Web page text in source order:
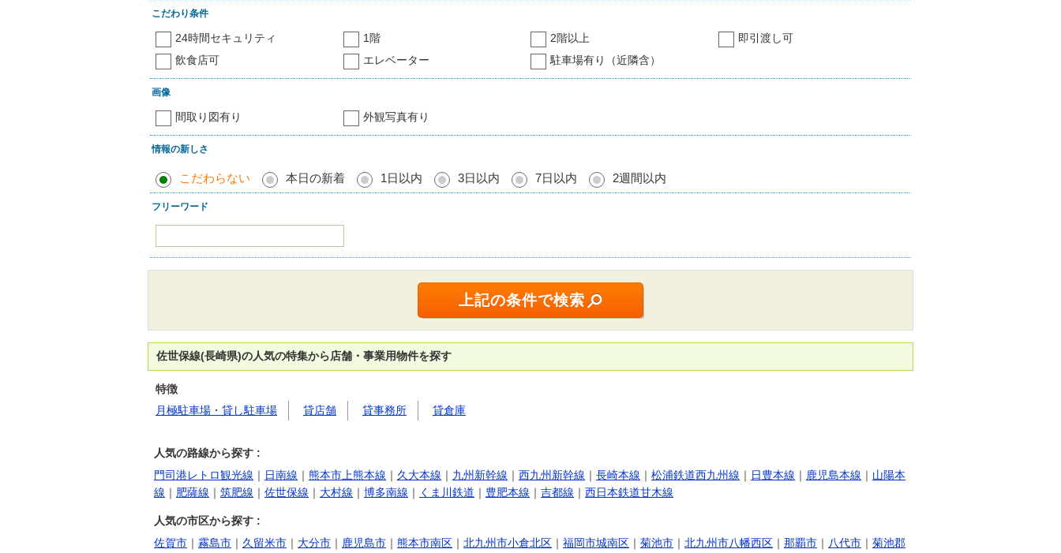
こだわり条件
24時間セキュリティ 1階 2階以上
即引渡し可
飲食店可
エレベーター 駐車場有り（近隣含）
画像
間取り図有り 外観写真有り
情報の新しさ
こだわらない 本日の新着 1日以内 3日以内 7日以内 2週間以内
フリーワード
佐世保線(長崎県)の人気の特集から店舗・事業用物件を探す
特徴
月極駐車場・貸し駐車場
貸店舗 貸事務所 貸倉庫
人気の路線から探す :
門司港レトロ観光線 ｜ 日南線 ｜ 熊本市上熊本線 ｜ 久大本線 ｜ 九州新幹線 ｜ 西九州新幹線 ｜ 長崎本線 ｜ 松浦鉄道西九州線 ｜ 日豊本線 ｜ 鹿児島本線 ｜ 山陽本
線 ｜ 肥薩線 ｜ 筑肥線 ｜ 佐世保線 ｜ 大村線 ｜ 博多南線 ｜ くま川鉄道 ｜ 豊肥本線 ｜ 吉都線 ｜ 西日本鉄道甘木線
人気の市区から探す :
佐賀市 ｜ 霧島市 ｜ 久留米市 ｜ 大分市 ｜ 鹿児島市 ｜ 熊本市南区 ｜ 北九州市小倉北区 ｜ 福岡市城南区 ｜ 菊池市 ｜ 北九州市八幡西区 ｜ 那覇市 ｜ 八代市 ｜ 菊池郡